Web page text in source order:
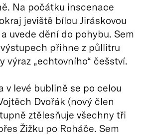
Na počátku inscenace
jeviště bílou Jiráskovou
uvede dění do pohybu. Sem
přihne z půllitru
výraz „echtovního“ češství.
v levé bublině se po celou
Dvořák (nový člen
ztělesňuje všechny tři
Žižku po Roháče. Sem